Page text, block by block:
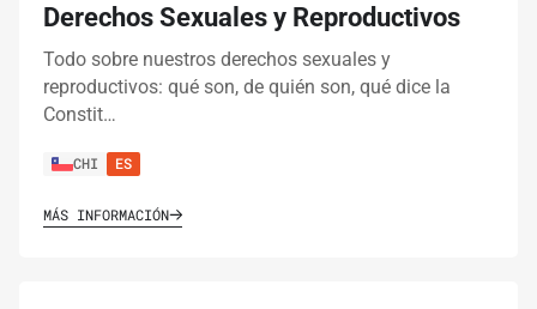
Derechos Sexuales y Reproductivos
Todo sobre nuestros derechos sexuales y
reproductivos: qué son, de quién son, qué dice la
Constit…
CHI ES
MÁS INFORMACIÓN